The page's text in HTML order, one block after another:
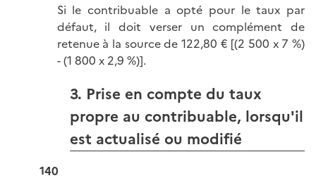
Si le contribuable a opté pour le taux par
défaut, il doit verser un complément de
retenue à la source de 122,80 € [(2 500 x 7 %)
- (1 800 x 2,9 %)].
3. Prise en compte du taux
propre au contribuable, lorsqu'il
est actualisé ou modifié
140